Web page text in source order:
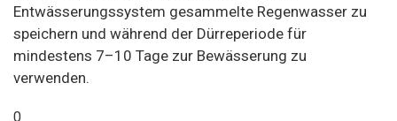
Entwässerungssystem gesammelte Regenwasser zu
speichern und während der Dürreperiode für
mindestens 7–10 Tage zur Bewässerung zu
verwenden.
0